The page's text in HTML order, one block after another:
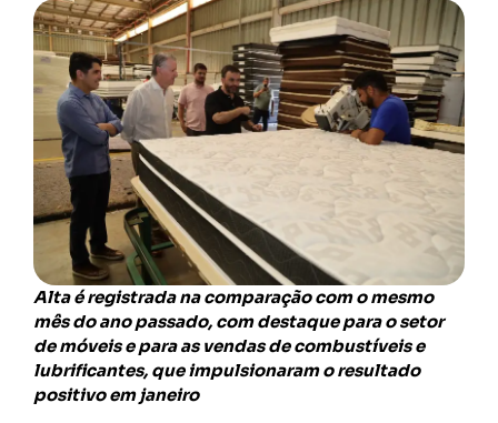
Alta é registrada na comparação com o mesmo
mês do ano passado, com destaque para o setor
de móveis e para as vendas de combustíveis e
lubrificantes, que impulsionaram o resultado
positivo em janeiro